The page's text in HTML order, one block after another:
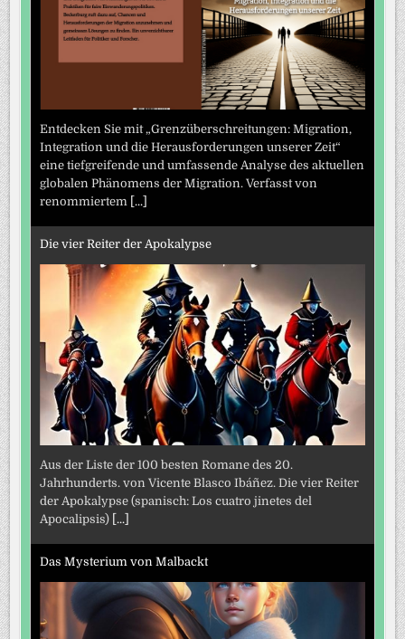
Entdecken Sie mit „Grenzüberschreitungen: Migration,
Integration und die Herausforderungen unserer Zeit“
eine tiefgreifende und umfassende Analyse des aktuellen
globalen Phänomens der Migration. Verfasst von
renommiertem [...]
Die vier Reiter der Apokalypse
Aus der Liste der 100 besten Romane des 20.
Jahrhunderts. von Vicente Blasco Ibáñez. Die vier Reiter
der Apokalypse (spanisch: Los cuatro jinetes del
Apocalipsis) [...]
Das Mysterium von Malbackt